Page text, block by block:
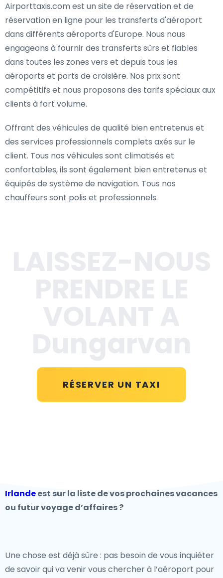
Airporttaxis.com est un site de réservation et de
réservation en ligne pour les transferts d'aéroport
dans différents aéroports d'Europe. Nous nous
engageons à fournir des transferts sûrs et fiables
dans toutes les zones vers et depuis tous les
aéroports et ports de croisière. Nos prix sont
compétitifs et nous proposons des tarifs spéciaux aux
clients à fort volume.
Offrant des véhicules de qualité bien entretenus et
des services professionnels complets axés sur le
client. Tous nos véhicules sont climatisés et
confortables, ils sont également bien entretenus et
équipés de système de navigation. Tous nos
chauffeurs sont polis et professionnels.
RÉSERVER UN TAXI
Irlandeest sur la liste de vos prochaines vacances
ou futur voyage d’affaires ?
Une chose est déjà sûre : pas besoin de vous inquiéter
de savoir qui va venir vous chercher à l’aéroport pour